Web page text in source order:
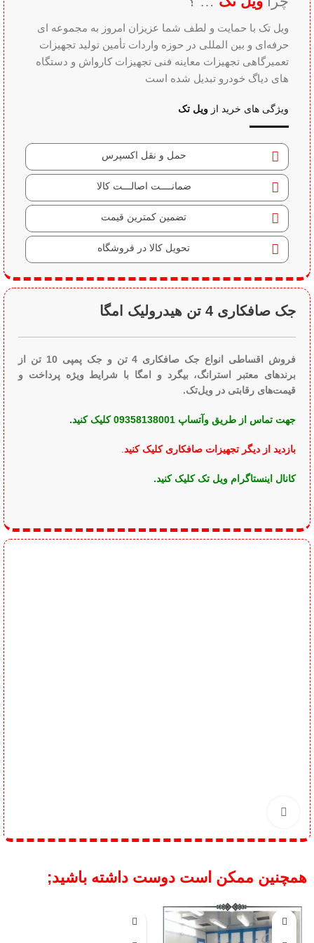
جک صافکاری 4 تن هیدرولیک امگا
فروش اقساطی انواع جک صافکاری 4 تن و جک پمپی 10 تن از
برندهای معتبر استرانگ، بیگرد و امگا با شرایط ویژه پرداخت و
قیمت‌های رقابتی در ویل‌تک.
جهت تماس از طریق وآتساپ 09358138001 کلیک کنید.
بازدید از دیگر تجهیزات صافکاری کلیک کنید
کانال اینستاگرام ویل تک کلیک کنید.
ویل تک با حمایت و لطف شما عزیزان امروز به مجموعه ای
حرفه‌ای و بین‌ المللی در حوزه واردات تأمین تولید تجهیزات
تعمیرگاهی تجهیزات معاینه فنی تجهیزات کارواش و دستگاه
های دیاگ خودرو تبدیل شده است
ویژگی های خرید از ویل تک
حمل و نقل اکسپرس
ضمانــــت اصالـــت کالا
تضمین کمترین قیمت
تحویل کالا در فروشگاه
همچنین ممکن است دوست داشته باشید;